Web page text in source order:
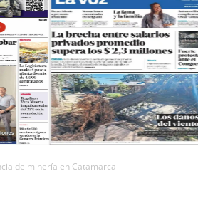
de minería en Catamarca